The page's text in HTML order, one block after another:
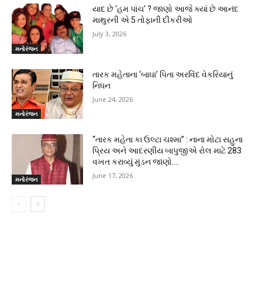
મનોરંજન
યાદ છે ‘હમ પાંચ’ ? જાણો આજે ક્યાં છે આનંદ
માથુરની એ 5 તોફાની દીકરીઓ
July 3, 2026
મનોરંજન
તારક મહેતાના ‘બાઘા’ પિતા અરવિંદ વેકરિયાનું
નિધન
June 24, 2026
મનોરંજન
“તારક મહેતા કા ઉલ્ટા ચશ્મા” : નાના મોટા સહુના
પ્રિય અને આદરણીય બાપુજીએ રોલ માટે 283
વખત કરાવ્યું મુંડન જાણો….
June 17, 2026